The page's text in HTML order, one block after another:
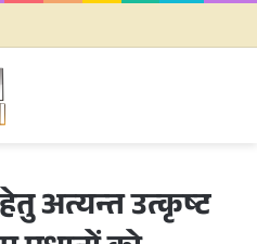
अत्यन्त उत्कृष्ट